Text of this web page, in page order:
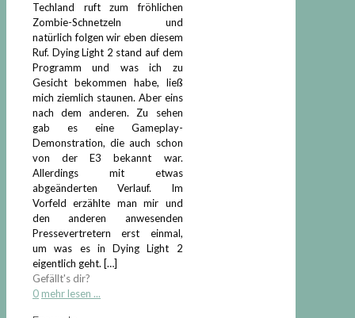
Techland ruft zum fröhlichen
Zombie-Schnetzeln und
natürlich folgen wir eben diesem
Ruf. Dying Light 2 stand auf dem
Programm und was ich zu
Gesicht bekommen habe, ließ
mich ziemlich staunen. Aber eins
nach dem anderen. Zu sehen
gab es eine Gameplay-
Demonstration, die auch schon
von der E3 bekannt war.
Allerdings mit etwas
abgeänderten Verlauf. Im
Vorfeld erzählte man mir und
den anderen anwesenden
Pressevertretern erst einmal,
um was es in Dying Light 2
eigentlich geht. […]
Gefällt's dir?
0 mehr lesen ...